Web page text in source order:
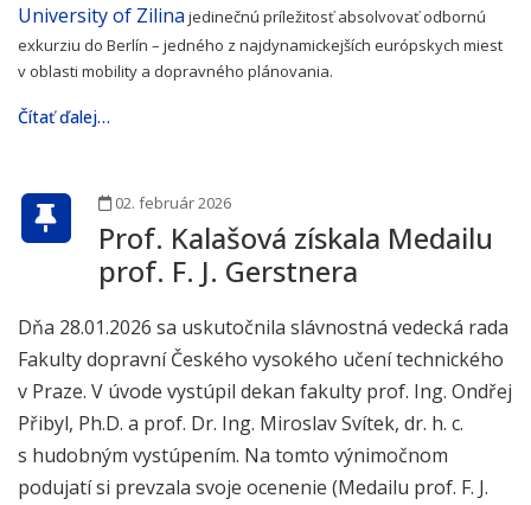
University of Zilina jedinečnú príležitosť absolvovať odbornú
exkurziu do Berlín – jedného z najdynamickejších európskych miest
v oblasti mobility a dopravného plánovania.
Čítať ďalej…
02. február 2026
Prof. Kalašová získala Medailu
prof. F. J. Gerstnera
Dňa 28.01.2026 sa uskutočnila slávnostná vedecká rada
Fakulty dopravní Českého vysokého učení technického
v Praze. V úvode vystúpil dekan fakulty prof. Ing. Ondřej
Přibyl, Ph.D. a prof. Dr. Ing. Miroslav Svítek, dr. h. c.
s hudobným vystúpením. Na tomto výnimočnom
podujatí si prevzala svoje ocenenie (Medailu prof. F. J.